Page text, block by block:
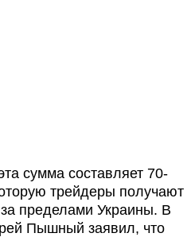
сумма составляет 70-
трейдеры получают
пределами Украины. В
Пышный заявил, что